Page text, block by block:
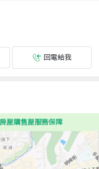
回電給我
屋購售屋服務保障